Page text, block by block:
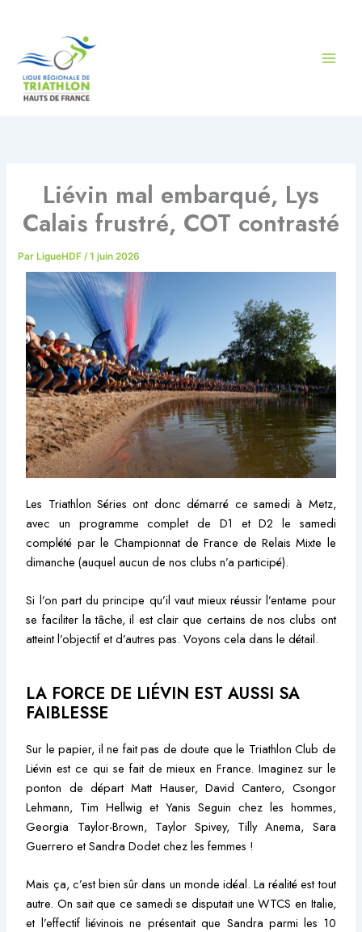
Liévin mal embarqué, Lys
Calais frustré, COT contrasté
ParLigueHDF /1 juin 2026
Les Triathlon Séries ont donc démarré ce samedi à Metz,
avec un programme complet de D1 et D2 le samedi
complété par le Championnat de France de Relais Mixte le
dimanche (auquel aucun de nos clubs n’a participé).
Si l’on part du principe qu’il vaut mieux réussir l’entame pour
se faciliter la tâche, il est clair que certains de nos clubs ont
atteint l’objectif et d’autres pas. Voyons cela dans le détail.
LA FORCE DE LIÉVIN EST AUSSI SA
FAIBLESSE
Sur le papier, il ne fait pas de doute que le Triathlon Club de
Liévin est ce qui se fait de mieux en France. Imaginez sur le
ponton de départ Matt Hauser, David Cantero, Csongor
Lehmann, Tim Hellwig et Yanis Seguin chez les hommes,
Georgia Taylor-Brown, Taylor Spivey, Tilly Anema, Sara
Guerrero et Sandra Dodet chez les femmes !
Mais ça, c’est bien sûr dans un monde idéal. La réalité est tout
autre. On sait que ce samedi se disputait une WTCS en Italie,
et l’effectif liévinois ne présentait que Sandra parmi les 10